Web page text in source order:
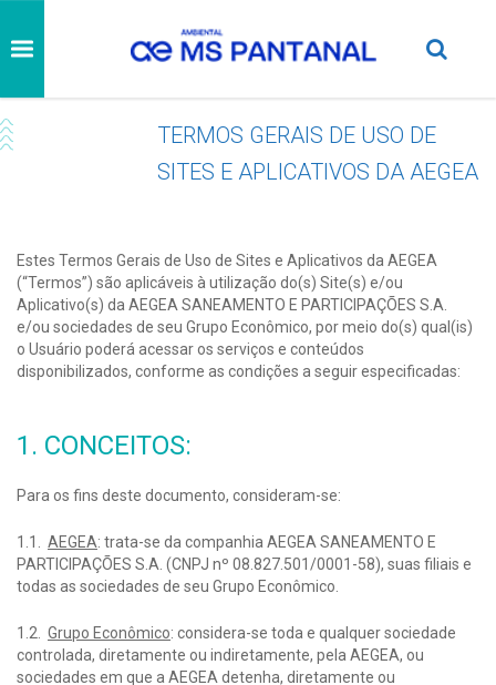
TERMOS GERAIS DE USO DE
SITES E APLICATIVOS DA AEGEA
Estes Termos Gerais de Uso de Sites e Aplicativos da AEGEA
(“Termos”) são aplicáveis à utilização do(s) Site(s) e/ou
Aplicativo(s) da AEGEA SANEAMENTO E PARTICIPAÇÕES S.A.
e/ou sociedades de seu Grupo Econômico, por meio do(s) qual(is)
o Usuário poderá acessar os serviços e conteúdos
disponibilizados, conforme as condições a seguir especificadas:
1. CONCEITOS:
Para os fins deste documento, consideram-se:
1.1. AEGEA: trata-se da companhia AEGEA SANEAMENTO E
PARTICIPAÇÕES S.A. (CNPJ nº 08.827.501/0001-58), suas filiais e
todas as sociedades de seu Grupo Econômico.
1.2. Grupo Econômico: considera-se toda e qualquer sociedade
controlada, diretamente ou indiretamente, pela AEGEA, ou
sociedades em que a AEGEA detenha, diretamente ou